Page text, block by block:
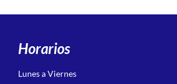
Horarios
Lunes a Viernes